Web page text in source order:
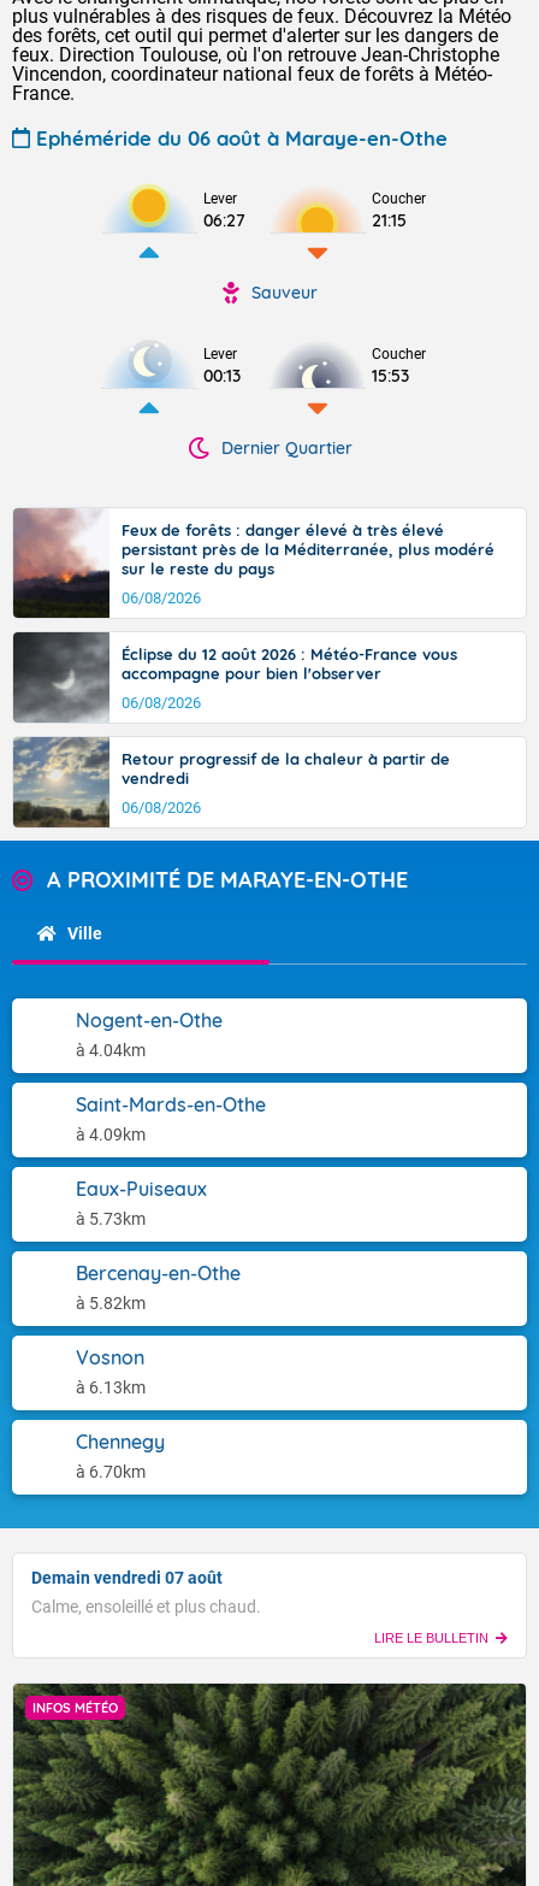
plus vulnérables à des risques de feux. Découvrez la Météo
des forêts, cet outil qui permet d'alerter sur les dangers de
feux. Direction Toulouse, où l'on retrouve Jean-Christophe
Vincendon, coordinateur national feux de forêts à Météo-
France.
Ephéméride du 06 août à Maraye-en-Othe
Lever
06:27
Coucher
21:15
Sauveur
Lever
00:13
Coucher
15:53
Dernier Quartier
Feux de forêts : danger élevé à très élevé
persistant près de la Méditerranée, plus modéré
sur le reste du pays
06/08/2026
Éclipse du 12 août 2026 : Météo-France vous
accompagne pour bien l'observer
06/08/2026
Retour progressif de la chaleur à partir de
vendredi
06/08/2026
A PROXIMITÉ DE MARAYE-EN-OTHE
Ville
Nogent-en-Othe
à 4.04km
Saint-Mards-en-Othe
à 4.09km
Eaux-Puiseaux
à 5.73km
Bercenay-en-Othe
à 5.82km
Vosnon
à 6.13km
Chennegy
à 6.70km
Demain vendredi 07 août
Calme, ensoleillé et plus chaud.
LIRE LE BULLETIN
INFOS MÉTÉO